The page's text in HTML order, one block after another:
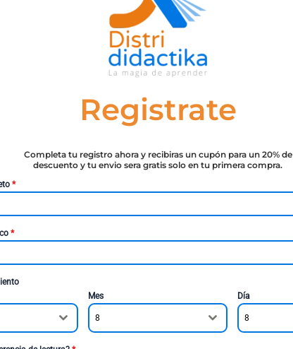
Registrate
Completa tu registro ahora y recibiras un cupón para un 20% de
descuento y tu envio sera gratis solo en tu primera compra.
*
*
Mes
8
Día
8